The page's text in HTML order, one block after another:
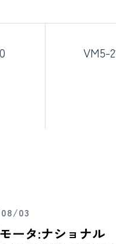
VM5-
03
ータ:ナショナル